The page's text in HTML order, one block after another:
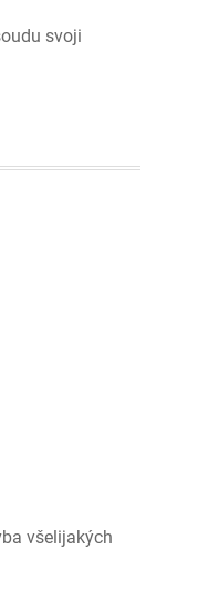
svoji
všelijakých